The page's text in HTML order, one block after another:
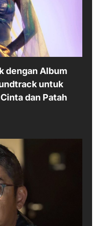
dengan Album
untuk
dan Patah